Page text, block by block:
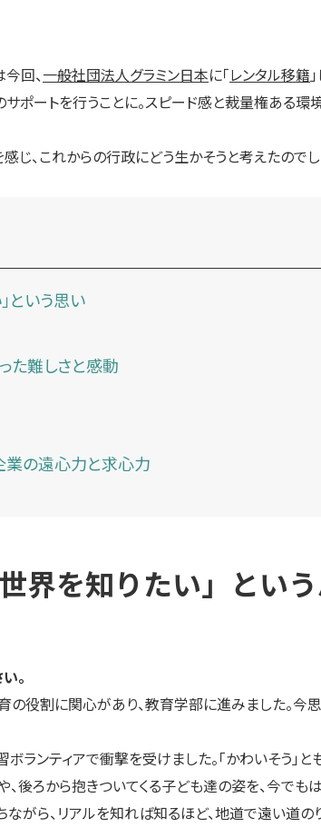
回、一般社団法人グラミン日本に「レンタル移籍
ポートを行うことに。スピード感と裁量権ある
、これからの行政にどう生かそうと考えたので
という思い
った難しさと感動
業の遠心力と求心力
界を知りたい」とい
。
役割に関心があり、教育学部に進みました。今
ンティアで衝撃を受けました。「かわいそう
ろから抱きついてくる子ども達の姿を、今でもは
がら、リアルを知れば知るほど、地道で遠い道